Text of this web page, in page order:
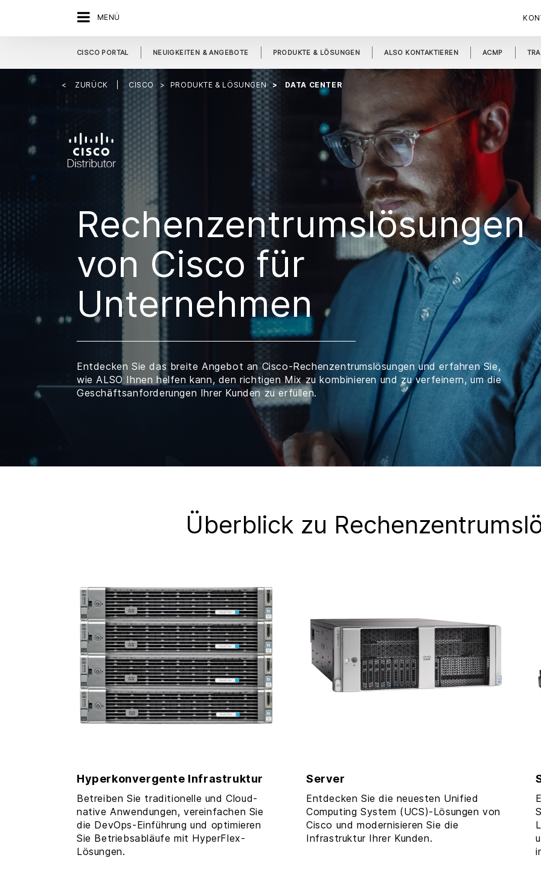
MENÜ
ZURÜCK CISCO PRODUKTE & LÖSUNGEN DATA CENTER
CISCO PORTAL NEUIGKEITEN & ANGEBOTE PRODUKTE & LÖSUNGEN ALSO KONTAKTIEREN ACMP
Rechenzentrumslösungen
von Cisco für
Unternehmen
Entdecken Sie das breite Angebot an Cisco-Rechenzentrumslösungen und erfahren Sie,
wie ALSO Ihnen helfen kann, den richtigen Mix zu kombinieren und zu verfeinern, um die
Geschäftsanforderungen Ihrer Kunden zu erfüllen.
Überblick zu
Hyperkonvergente Infrastruktur
Betreiben Sie traditionelle und Cloud-
native Anwendungen, vereinfachen Sie
die DevOps-Einführung und optimieren
Sie Betriebsabläufe mit HyperFlex-
Lösungen.
Server
Entdecken Sie die neuesten Unified
Computing System (UCS)-Lösungen von
Cisco und modernisieren Sie die
Infrastruktur Ihrer Kunden.